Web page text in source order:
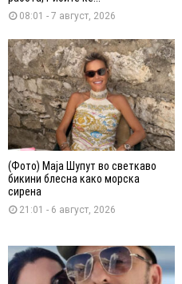
08:01 - 7 август, 2026
(Фото) Маја Шупут во светкаво
бикини блесна како морска
сирена
21:01 - 6 август, 2026